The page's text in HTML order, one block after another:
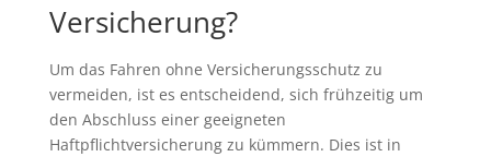
Versicherung?
Um das Fahren ohne Versicherungsschutz zu
vermeiden, ist es entscheidend, sich frühzeitig um
den Abschluss einer geeigneten
Haftpflichtversicherung zu kümmern. Dies ist in